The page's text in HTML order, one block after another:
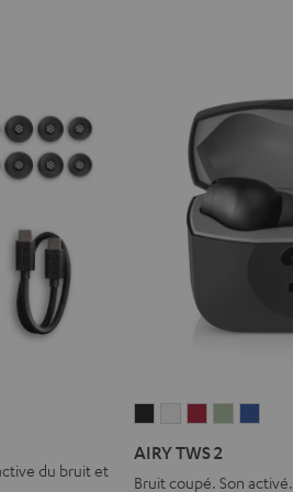
du bruit et
AIRY TWS 2
Bruit coupé. Son activé.